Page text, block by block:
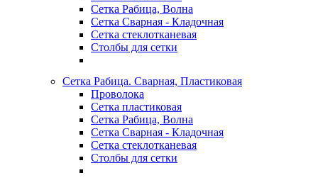
Сетка Рабица, Волна
Сетка Сварная - Кладочная
Сетка стеклотканевая
Столбы для сетки
Сетка Рабица. Сварная, Пластиковая
Проволока
Сетка пластиковая
Сетка Рабица, Волна
Сетка Сварная - Кладочная
Сетка стеклотканевая
Столбы для сетки